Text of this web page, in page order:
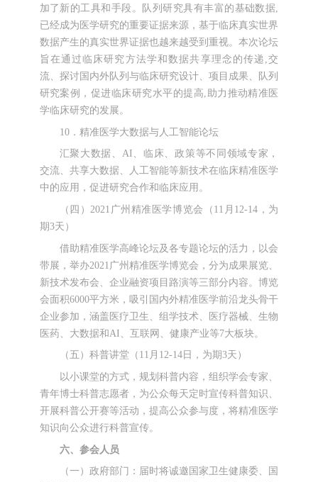
加了新的工具和手段。队列研究具有丰富的基础数据,
已经成为医学研究的重要证据来源，基于临床真实世界
数据产生的真实世界证据也越来越受到重视。本次论坛
旨在通过临床研究方法学和数据共享理念的传递,交
流、探讨国内外队列与临床研究设计、项目成果、队列
研究案例，促进临床研究水平的提高,助力推动精准医
学临床研究的发展。
10．精准医学大数据与人工智能论坛
汇聚大数据、AI、临床、政策等不同领域专家，
交流、共享大数据、人工智能等新技术在临床精准医学
中的应用，促进研究合作和临床应用。
（四）2021广州精准医学博览会（11月12-14，为
期3天）
借助精准医学高峰论坛及各专题论坛的活力，以会
带展，举办2021广州精准医学博览会，分为成果展览、
新技术发布会、企业融资项目路演等三部分内容。博览
会面积6000平方米，吸引国内外精准医学前沿龙头骨干
企业参加，涵盖医疗卫生、组学技术、医疗器械、生物
医药、大数据和AI、互联网、健康产业等7大板块。
（五）科普讲堂（11月12-14日，为期3天）
以小课堂的方式，规划科普内容，组织学会专家、
青年博士科普志愿者，为公众每天定时宣传科普知识、
开展科普公开赛等活动，提高公众参与度，将精准医学
知识向公众进行科普宣传。
六、参会人员
（一）政府部门：届时将诚邀国家卫生健康委、国